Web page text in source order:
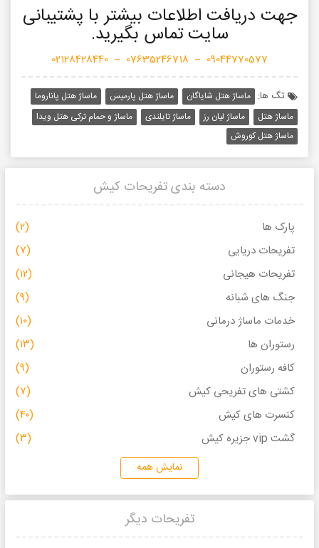
جهت دریافت اطلاعات بیشتر با پشتیبانی
سایت تماس بگیرید.
09044770577
–
07635246718
–
02128428440
تگ ها: ماساژ هتل شایاگان ماساژ هتل پارمیس
ماساژ هتل پاناروما
ماساژ هتل
ماساژ لیان رز ماساژ تایلندی
ماساژ و حمام ترکی هتل ویدا
ماساژ هتل کوروش
دسته بندی تفریحات کیش
پارک ها
(۲)
تفریحات دریایی
(۷)
تفریحات هیجانی
(۱۲)
جنگ های شبانه
(۹)
خدمات ماساژ درمانی
(۱۰)
رستوران ها
(۱۳)
کافه رستوران
(۹)
کشتی های تفریحی کیش
(۷)
کنسرت های کیش
(۴۰)
گشت vip جزیره کیش
(۳)
نمایش همه
تفریحات دیگر